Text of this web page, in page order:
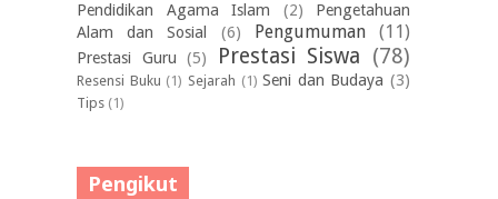
Pendidikan Agama Islam (2)
Pengetahuan
Alam dan Sosial
(6) Pengumuman (11)
Prestasi Guru (5) Prestasi Siswa (78)
Resensi Buku (1) Sejarah (1) Seni dan Budaya (3)
Tips (1)
Pengikut